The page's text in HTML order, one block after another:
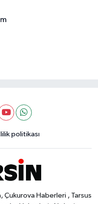
politikası
Çukurova Haberleri , Tarsus